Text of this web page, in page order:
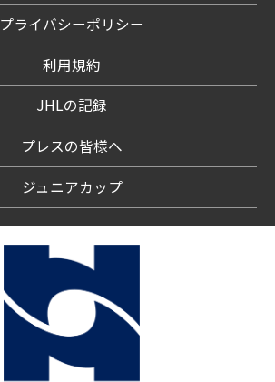
プライバシーポリシー
利用規約
JHLの記録
プレスの皆様へ
ジュニアカップ